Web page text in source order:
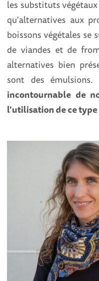
les substituts
qu'alternatives aux
boissons végétales
de viandes et de
alternatives bien
sont des émulsions.
incontournable de
l’utilisation de ce